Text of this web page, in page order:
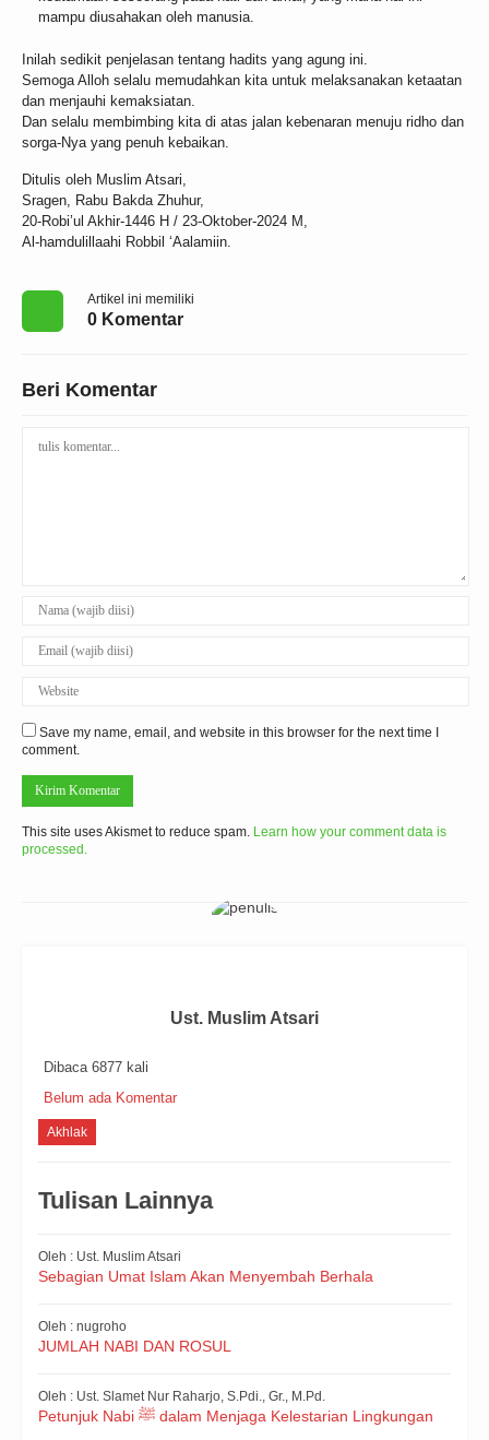
mampu diusahakan oleh manusia.
Inilah sedikit penjelasan tentang hadits yang agung ini.
Semoga Alloh selalu memudahkan kita untuk melaksanakan ketaatan
dan menjauhi kemaksiatan.
Dan selalu membimbing kita di atas jalan kebenaran menuju ridho dan
sorga-Nya yang penuh kebaikan.
Ditulis oleh Muslim Atsari,
Sragen, Rabu Bakda Zhuhur,
20-Robi’ul Akhir-1446 H / 23-Oktober-2024 M,
Al-hamdulillaahi Robbil ‘Aalamiin.
Artikel ini memiliki
0 Komentar
Beri Komentar
Save my name, email, and website in this browser for the next time I
comment.
This site uses Akismet to reduce spam. Learn how your comment data is
processed.
Ust. Muslim Atsari
Dibaca 6877 kali
Belum ada Komentar
Akhlak
Tulisan Lainnya
Oleh : Ust. Muslim Atsari
Sebagian Umat Islam Akan Menyembah Berhala
Oleh : nugroho
JUMLAH NABI DAN ROSUL
Oleh : Ust. Slamet Nur Raharjo, S.Pdi., Gr., M.Pd.
Petunjuk Nabi ﷺ dalam Menjaga Kelestarian Lingkungan